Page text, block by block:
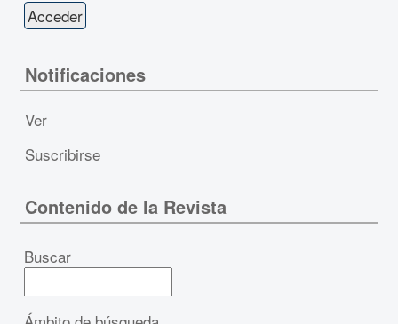
Notificaciones
Ver
Suscribirse
Contenido de la Revista
Buscar